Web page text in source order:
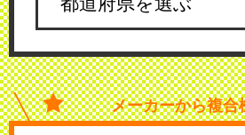
メーカーから複合